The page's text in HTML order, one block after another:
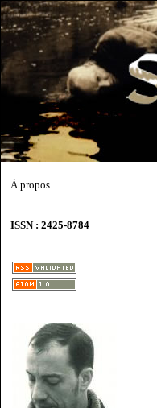
À propos
ISSN : 2425-8784